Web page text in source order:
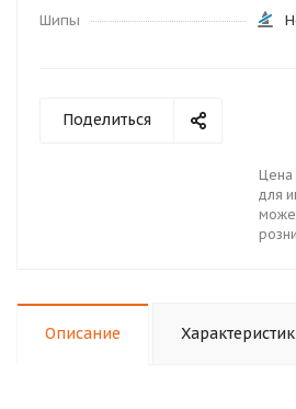
Шипы
Поделиться
Цена
для
Описание